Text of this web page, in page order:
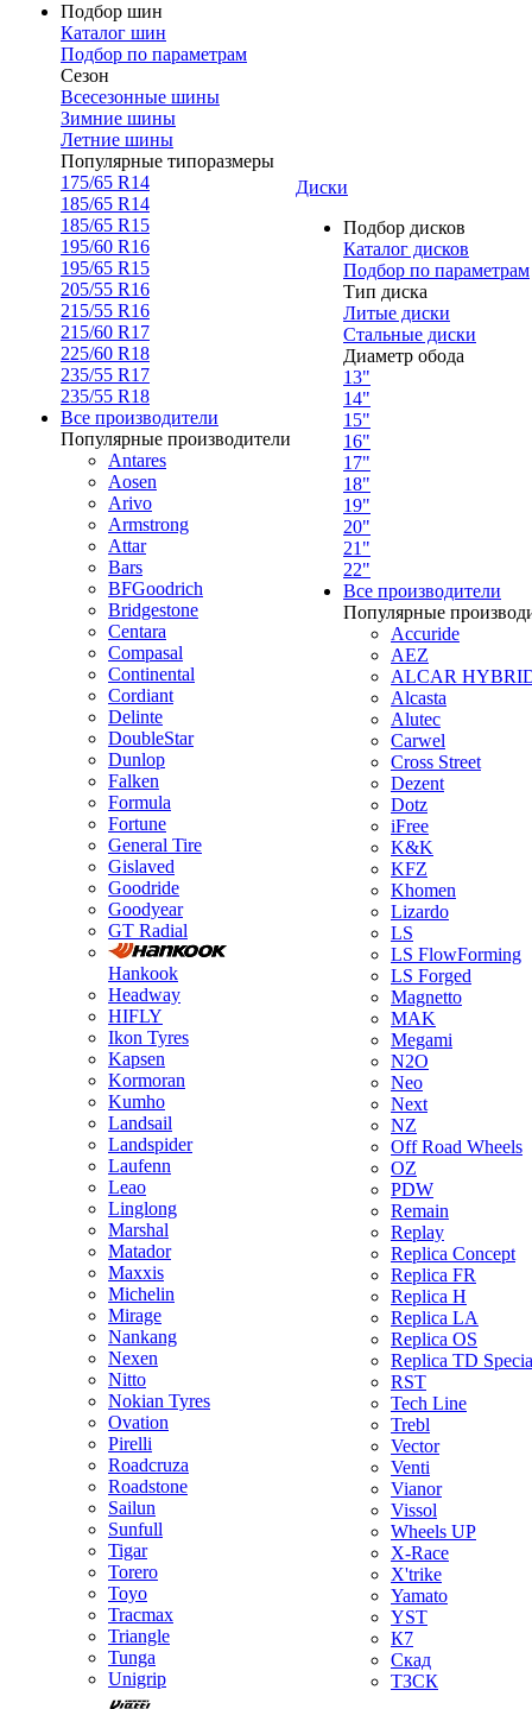
Подбор шин
Каталог шин
Подбор по параметрам
Сезон
Всесезонные шины
Зимние шины
Летние шины
Популярные типоразмеры
175/65 R14
185/65 R14
185/65 R15
195/60 R16
195/65 R15
205/55 R16
215/55 R16
215/60 R17
225/60 R18
235/55 R17
235/55 R18
Все производители
Популярные производители
Antares
Aosen
Arivo
Armstrong
Attar
Bars
BFGoodrich
Bridgestone
Centara
Compasal
Continental
Cordiant
Delinte
DoubleStar
Dunlop
Falken
Formula
Fortune
General Tire
Gislaved
Goodride
Goodyear
GT Radial
Hankook
Headway
HIFLY
Ikon Tyres
Kapsen
Kormoran
Kumho
Landsail
Landspider
Laufenn
Leao
Linglong
Marshal
Matador
Maxxis
Michelin
Mirage
Nankang
Nexen
Nitto
Nokian Tyres
Ovation
Pirelli
Roadcruza
Roadstone
Sailun
Sunfull
Tigar
Torero
Toyo
Tracmax
Triangle
Tunga
Unigrip
Диски
Подбор дисков
Каталог дисков
Подбор по параметрам
Тип диска
Литые диски
Стальные диски
Диаметр обода
13"
14"
15"
16"
17"
18"
19"
20"
21"
22"
Все производители
Популярные
Accuride
AEZ
ALCAR
Alcasta
Alutec
Carwel
Cross Street
Dezent
Dotz
iFree
K&K
KFZ
Khomen
Lizardo
LS
LS FlowForming
LS Forged
Magnetto
MAK
Megami
N2O
Neo
Next
NZ
Off Road Wheels
OZ
PDW
Remain
Replay
Replica Concept
Replica FR
Replica H
Replica LA
Replica OS
Replica TD
RST
Tech Line
Trebl
Vector
Venti
Vianor
Vissol
Wheels UP
X-Race
X'trike
Yamato
YST
К7
Скад
ТЗСК